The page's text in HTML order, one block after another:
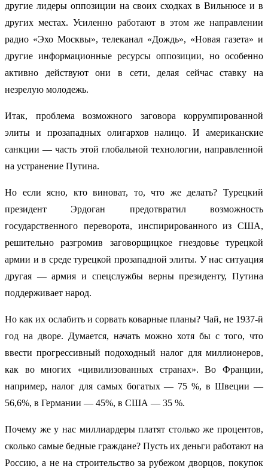
другие лидеры оппозиции на своих сходках в Вильнюсе и в
других местах. Усиленно работают в этом же направлении
радио «Эхо Москвы», телеканал «Дождь», «Новая газета» и
другие информационные ресурсы оппозиции, но особенно
активно действуют они в сети, делая сейчас ставку на
незрелую молодежь.
Итак, проблема возможного заговора коррумпированной
элиты и прозападных олигархов налицо. И американские
санкции — часть этой глобальной технологии, направленной
на устранение Путина.
Но если ясно, кто виноват, то, что же делать? Турецкий
президент Эрдоган предотвратил возможность
государственного переворота, инспирированного из США,
решительно разгромив заговорщицкое гнездовье турецкой
армии и в среде турецкой прозападной элиты. У нас ситуация
другая — армия и спецслужбы верны президенту, Путина
поддерживает народ.
Но как их ослабить и сорвать коварные планы? Чай, не 1937-й
год на дворе. Думается, начать можно хотя бы с того, что
ввести прогрессивный подоходный налог для миллионеров,
как во многих «цивилизованных странах». Во Франции,
например, налог для самых богатых — 75 %, в Швеции —
56,6%, в Германии — 45%, в США — 35 %.
Почему же у нас миллиардеры платят столько же процентов,
сколько самые бедные граждане? Пусть их деньги работают на
Россию, а не на строительство за рубежом дворцов, покупок